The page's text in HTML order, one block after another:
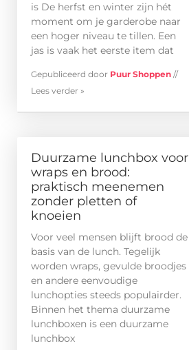
is De herfst en winter zijn hét
moment om je garderobe naar
een hoger niveau te tillen. Een
jas is vaak het eerste item dat
Gepubliceerd door Puur Shoppen //
Lees verder »
Duurzame lunchbox voor
wraps en brood:
praktisch meenemen
zonder pletten of
knoeien
Voor veel mensen blijft brood de
basis van de lunch. Tegelijk
worden wraps, gevulde broodjes
en andere eenvoudige
lunchopties steeds populairder.
Binnen het thema duurzame
lunchboxen is een duurzame
lunchbox